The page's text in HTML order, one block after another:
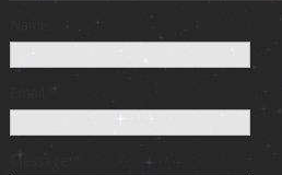
Name
Email *
Message